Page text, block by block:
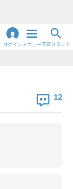
ログイン メニュー充電スタンド
12